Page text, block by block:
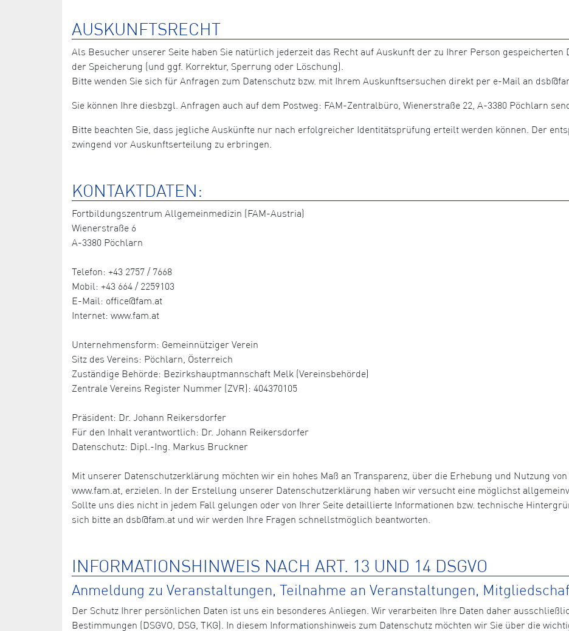
AUSKUNFTSRECHT
Als Besucher unserer Seite haben Sie natürlich jederzeit das Recht auf Auskunft der zu Ihrer Person gespeicherten
der Speicherung (und ggf. Korrektur, Sperrung oder Löschung).
Bitte wenden Sie sich für Anfragen zum Datenschutz bzw. mit Ihrem Auskunftsersuchen direkt per e-Mail an
Sie können Ihre diesbzgl. Anfragen auch auf dem Postweg: FAM-Zentralbüro, Wienerstraße 22, A-3380 Pöchlarn
Bitte beachten Sie, dass jegliche Auskünfte nur nach erfolgreicher Identitätsprüfung erteilt werden können. Der
zwingend vor Auskunftserteilung zu erbringen.
KONTAKTDATEN:
Fortbildungszentrum Allgemeinmedizin (FAM-Austria)
Wienerstraße 6
A-3380 Pöchlarn
Telefon: +43 2757 / 7668
Mobil: +43 664 / 2259103
E-Mail: office@fam.at
Internet: www.fam.at
Unternehmensform: Gemeinnütziger Verein
Sitz des Vereins: Pöchlarn, Österreich
Zuständige Behörde: Bezirkshauptmannschaft Melk (Vereinsbehörde)
Zentrale Vereins Register Nummer (ZVR): 404370105
Präsident: Dr. Johann Reikersdorfer
Für den Inhalt verantwortlich: Dr. Johann Reikersdorfer
Datenschutz: Dipl.-Ing. Markus Bruckner
Mit unserer Datenschutzerklärung möchten wir ein hohes Maß an Transparenz, über die Erhebung und Nutzung
www.fam.at, erzielen. In der Erstellung unserer Datenschutzerklärung haben wir versucht eine möglichst
Sollte uns dies nicht in jedem Fall gelungen oder von Ihrer Seite detaillierte Informationen bzw. technische
sich bitte an dsb@fam.at und wir werden Ihre Fragen schnellstmöglich beantworten.
INFORMATIONSHINWEIS NACH ART. 13 UND 14 DSGVO
Anmeldung zu Veranstaltungen, Teilnahme an Veranstaltungen,
Der Schutz Ihrer persönlichen Daten ist uns ein besonderes Anliegen. Wir verarbeiten Ihre Daten daher
Bestimmungen (DSGVO, DSG, TKG). In diesem Informationshinweis zum Datenschutz möchten wir Sie über die